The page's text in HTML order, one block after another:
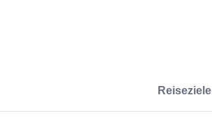
Reiseziele